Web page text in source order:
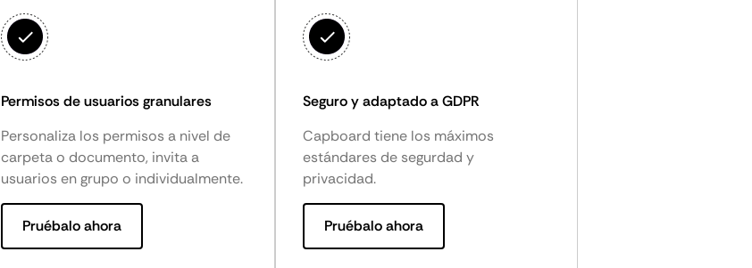
Permisos de usuarios granulares
Personaliza los permisos a nivel de
carpeta o documento, invita a
usuarios en grupo o individualmente.
Pruébalo ahora
Seguro y adaptado a GDPR
Capboard tiene los máximos
estándares de segurdad y
privacidad.
Pruébalo ahora